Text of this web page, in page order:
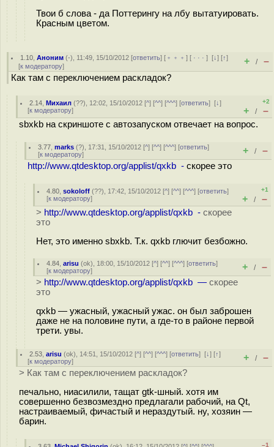
Твои б слова - да Поттерингу на лбу вытатуировать.
Красным цветом.
1.10 ,Аноним (-), 11:49, 15/10/2012 [ответить] [ ﹢﹢﹢] [ · · ·][↓] [↑]
[к модератору] + / –
Как там с переключением раскладок?
2.14 ,Михаил (??), 12:02, 15/10/2012 [^] [^^] [^^^] [ответить][↓]
[к модератору]
+2
+ / –
sbxkb на скриншоте с автозапуском отвечает на вопрос.
3.77 ,marks (?), 17:31, 15/10/2012 [^] [^^] [^^^] [ответить]
[к модератору] + / –
http://www.qtdesktop.org/applist/qxkb - скорее это
4.80 ,sokoloff (??), 17:42, 15/10/2012 [^] [^^] [^^^] [ответить]
[к модератору]
+1
+ / –
> http://www.qtdesktop.org/applist/qxkb - скорее
это
Нет, это именно sbxkb. Т.к. qxkb глючит безбожно.
4.84 ,arisu (ok), 18:00, 15/10/2012 [^] [^^] [^^^] [ответить]
[к модератору] + / –
> http://www.qtdesktop.org/applist/qxkb — скорее
это
qxkb — ужасный, ужасный ужас. он был заброшен
даже не на половине пути, а где-то в районе первой
трети. увы.
2.53 ,arisu (ok), 14:51, 15/10/2012 [^] [^^] [^^^] [ответить][↓] [↑]
[к модератору] + / –
> Как там с переключением раскладок?
печально, ниасилили, тащат gtk-шный. хотя им
совершенно безвозмездно предлагали рабочий, на Qt,
настраиваемый, фичастый и нераздутый. ну, хозяин —
барин.
–1